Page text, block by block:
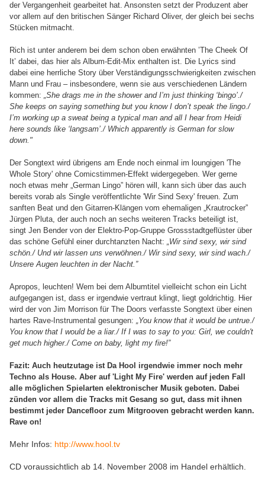
der Vergangenheit gearbeitet hat. Ansonsten setzt der Produzent aber
vor allem auf den britischen Sänger Richard Oliver, der gleich bei sechs
Stücken mitmacht.
Rich ist unter anderem bei dem schon oben erwähnten ’The Cheek Of
It’ dabei, das hier als Album-Edit-Mix enthalten ist. Die Lyrics sind
dabei eine herrliche Story über Verständigungsschwierigkeiten zwischen
Mann und Frau – insbesondere, wenn sie aus verschiedenen Ländern
kommen: „She drags me in the shower and I’m just thinking ‘bingo’./
She keeps on saying something but you know I don’t speak the lingo./
I’m working up a sweat being a typical man and all I hear from Heidi
here sounds like ‘langsam’./ Which apparently is German for slow
down."
Der Songtext wird übrigens am Ende noch einmal im loungigen 'The
Whole Story' ohne Comicstimmen-Effekt widergegeben. Wer gerne
noch etwas mehr „German Lingo” hören will, kann sich über das auch
bereits vorab als Single veröffentlichte 'Wir Sind Sexy' freuen. Zum
sanften Beat und den Gitarren-Klängen vom ehemaligen „Krautrocker”
Jürgen Pluta, der auch noch an sechs weiteren Tracks beteiligt ist,
singt Jen Bender von der Elektro-Pop-Gruppe Grossstadtgeflüster über
das schöne Gefühl einer durchtanzten Nacht: „Wir sind sexy, wir sind
schön./ Und wir lassen uns verwöhnen./ Wir sind sexy, wir sind wach./
Unsere Augen leuchten in der Nacht.”
Apropos, leuchten! Wem bei dem Albumtitel vielleicht schon ein Licht
aufgegangen ist, dass er irgendwie vertraut klingt, liegt goldrichtig. Hier
wird der von Jim Morrison für The Doors verfasste Songtext über einen
hartes Rave-Instrumental gesungen: „You know that it would be untrue./
You know that I would be a liar./ If I was to say to you: Girl, we couldn't
get much higher./ Come on baby, light my fire!”
Fazit: Auch heutzutage ist Da Hool irgendwie immer noch mehr
Techno als House. Aber auf 'Light My Fire' werden auf jeden Fall
alle möglichen Spielarten elektronischer Musik geboten. Dabei
zünden vor allem die Tracks mit Gesang so gut, dass mit ihnen
bestimmt jeder Dancefloor zum Mitgrooven gebracht werden kann.
Rave on!
Mehr Infos: http://www.hool.tv
CD voraussichtlich ab 14. November 2008 im Handel erhältlich.